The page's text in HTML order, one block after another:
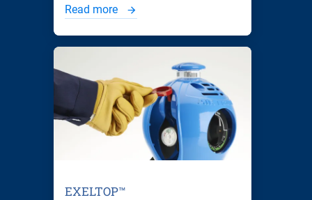
Read more
EXELTOP™